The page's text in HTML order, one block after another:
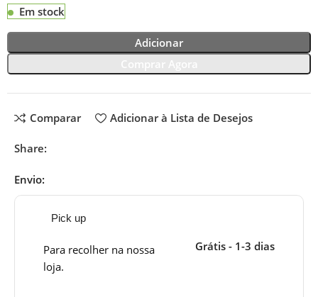
Em stock
Adicionar
Comparar Adicionar à Lista de Desejos
Share:
Envio:
Pick up
Para recolher na nossa
loja.
Grátis - 1-3 dias